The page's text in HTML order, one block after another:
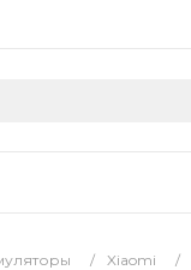
/ Xiaomi /